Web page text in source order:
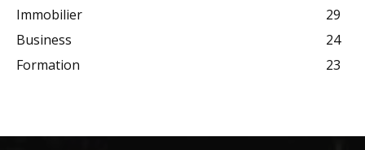
Immobilier
29
Business
24
Formation
23